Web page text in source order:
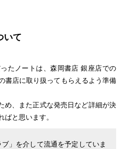
いて
たノートは、森岡書店 銀座店での
書店に取り扱ってもらえるよう準備
め、また正式な発売日など詳細が決
ばと思います。
」を介して流通を予定していま